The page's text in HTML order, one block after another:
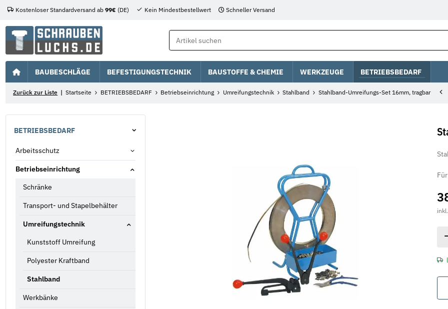
Kostenloser Standardversand ab 99€ (DE) Kein Mindestbestellwert Schneller Versand
BAUBESCHLÄGE BEFESTIGUNGSTECHNIK BAUSTOFFE & CHEMIE WERKZEUGE BETRIEBSBEDARF
Zurück zur Liste Startseite BETRIEBSBEDARF Betriebseinrichtung Umreifungstechnik Stahlband Stahlband-Umreifungs-Set 16mm, tragbar
BETRIEBSBEDARF
Arbeitsschutz
Betriebseinrichtung
Schränke
Transport- und Stapelbehälter
Umreifungstechnik
Kunststoff Umreifung
Polyester Kraftband
Stahlband
Werkbänke